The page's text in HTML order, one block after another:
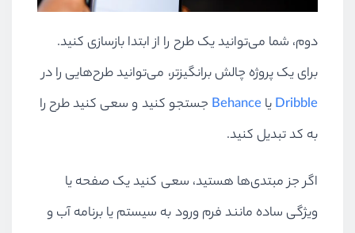
دوم، شما می‌توانید یک طرح را از ابتدا بازسازی کنید.
برای یک پروژه چالش برانگیزتر، می‌توانید طرح‌هایی را در
Dribbleیا Behance جستجو کنید و سعی کنید طرح را
به کد تبدیل کنید.
اگر جز مبتدی‌ها هستید، سعی کنید یک صفحه یا
ویژگی ساده مانند فرم ورود به سیستم یا برنامه آب و